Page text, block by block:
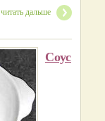
читать дальше
Соус